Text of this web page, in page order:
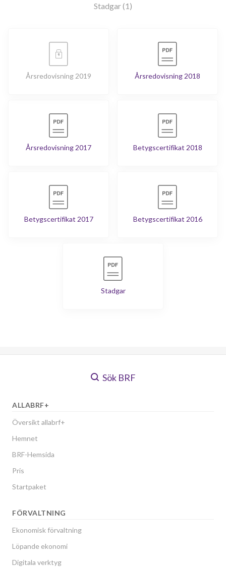
Stadgar (1)
Årsredovisning 2019 Årsredovisning 2018
Årsredovisning 2017 Betygscertifikat 2018
Betygscertifikat 2017 Betygscertifikat 2016
Stadgar
Sök BRF
ALLABRF+
Översikt allabrf+
Hemnet
BRF-Hemsida
Pris
Startpaket
FÖRVALTNING
Ekonomisk förvaltning
Löpande ekonomi
Digitala verktyg